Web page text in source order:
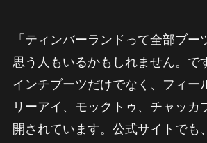
「ティンバーランドって全部ブー
思う人もいるかもしれません。で
インチブーツだけでなく、フィー
リーアイ、モックトゥ、チャッカ
開されています。公式サイトでも